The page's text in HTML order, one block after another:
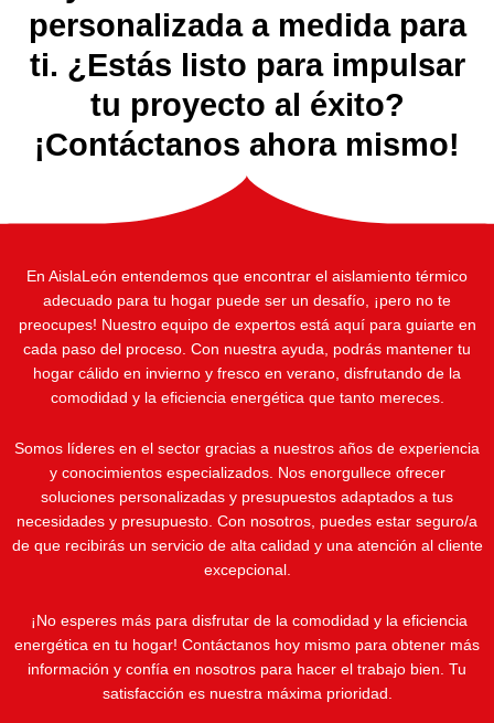
personalizada a medida para
ti. ¿Estás listo para impulsar
tu proyecto al éxito?
¡Contáctanos ahora mismo!
En AislaLeón entendemos que encontrar el aislamiento térmico
adecuado para tu hogar puede ser un desafío, ¡pero no te
preocupes! Nuestro equipo de expertos está aquí para guiarte en
cada paso del proceso. Con nuestra ayuda, podrás mantener tu
hogar cálido en invierno y fresco en verano, disfrutando de la
comodidad y la eficiencia energética que tanto mereces.
Somos líderes en el sector gracias a nuestros años de experiencia
y conocimientos especializados. Nos enorgullece ofrecer
soluciones personalizadas y presupuestos adaptados a tus
necesidades y presupuesto. Con nosotros, puedes estar seguro/a
de que recibirás un servicio de alta calidad y una atención al cliente
excepcional.
¡No esperes más para disfrutar de la comodidad y la eficiencia
energética en tu hogar! Contáctanos hoy mismo para obtener más
información y confía en nosotros para hacer el trabajo bien. Tu
satisfacción es nuestra máxima prioridad.